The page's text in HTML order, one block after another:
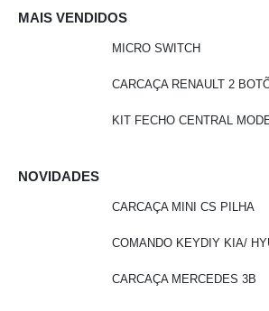
MAIS VENDIDOS
MICRO SWITCH
CARCAÇA RENAULT 2
KIT FECHO CENTRAL
NOVIDADES
CARCAÇA MINI CS PILHA
COMANDO KEYDIY KIA/
CARCAÇA MERCEDES 3B